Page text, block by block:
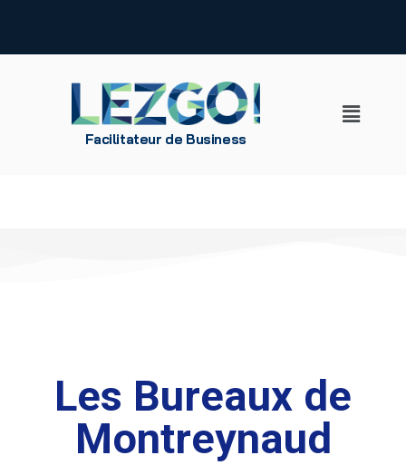
Facilitateur de Business
Les Bureaux de
Montreynaud